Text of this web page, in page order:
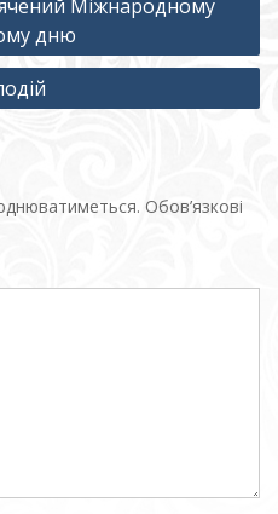
Міжнародному
дню
Обов’язкові